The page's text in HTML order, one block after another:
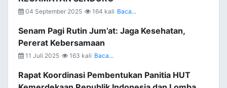
04 September 2025 164 kali Baca...
Senam Pagi Rutin Jum’at: Jaga Kesehatan,
Pererat Kebersamaan
11 Juli 2025 163 kali Baca...
Rapat Koordinasi Pembentukan Panitia HUT